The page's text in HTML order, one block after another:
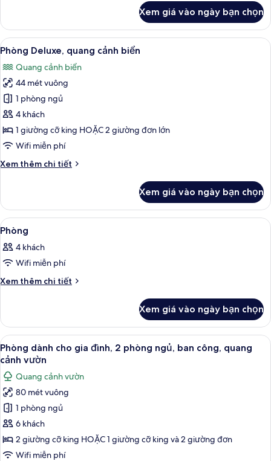
Phòng
Superior,
quang
hồ
bơi
Xem giá vào ngày bạn chọn
Xem
tất
cả
ảnh
Phòng
Deluxe,
quang
cảnh
7
Phòng Deluxe, quang cảnh biển
Quang cảnh biển
44 mét vuông
1 phòng ngủ
4 khách
1 giường cỡ king HOẶC 2 giường đơn lớn
Wifi miễn phí
Xem thêm chi tiết
Chi
Phòng
Deluxe,
quang
biển
Xem giá vào ngày bạn chọn
Xem
tất
cả
ảnh
Phòng
Bộ đồ giường cao cấp, minibar, két
3
Phòng
4 khách
Wifi miễn phí
Xem thêm chi tiết
Chi
Phòng
Xem giá vào ngày bạn chọn
Xem
tất
cả
ảnh
Phòng
dành
cho
gia
đình,
Phòng dành cho gia đình, 2 phòng
7
Phòng dành cho gia đình, 2 phòng ngủ, ban công, quang
cảnh vườn
Quang cảnh vườn
80 mét vuông
1 phòng ngủ
6 khách
2 giường cỡ king HOẶC 1 giường cỡ king và 2 giường đơn
Wifi miễn phí